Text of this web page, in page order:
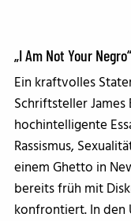
„I Am Not Your
Ein kraftvolles
Schriftsteller
hochintelligente
Rassismus,
einem Ghetto in
bereits früh mit
konfrontiert. In den